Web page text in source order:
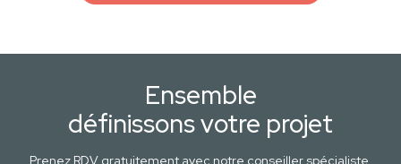
Ensemble
définissons votre projet
Prenez RDV gratuitement avec notre conseiller spécialiste.